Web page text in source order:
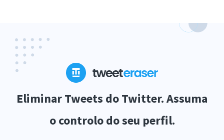
Eliminar Tweets do Twitter. Assuma
o controlo do seu perfil.